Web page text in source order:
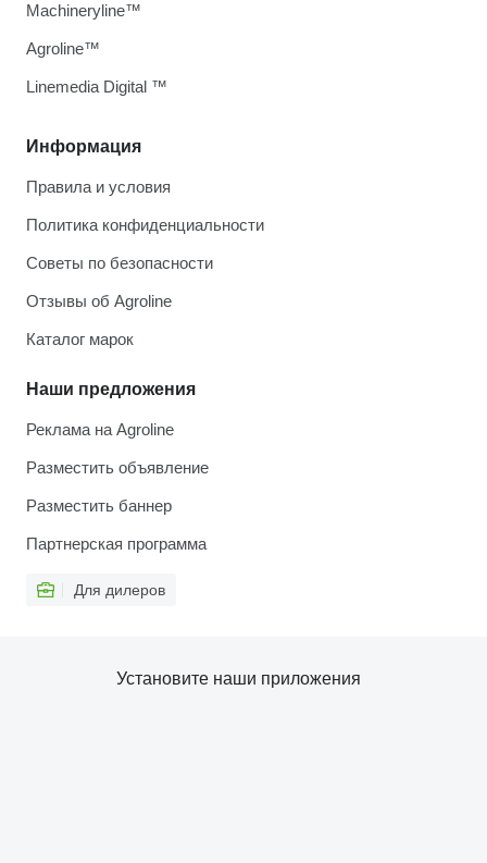
Информация
Правила и условия
Политика конфиденциальности
Советы по безопасности
Отзывы об Agroline
Каталог марок
Наши предложения
Реклама на Agroline
Разместить объявление
Разместить баннер
Партнерская программа
Для дилеров
Machineryline™
Agroline™
Linemedia Digital ™
Установите наши приложения